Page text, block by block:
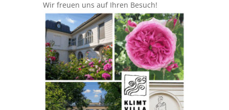
Wir freuen uns auf Ihren Besuch!